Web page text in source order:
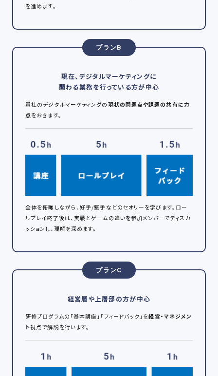
を進めます。
プランB
現在、デジタルマーケティングに
関わる業務を行っている方が中心
貴社のデジタルマーケティングの現状の問題点や課題の共有に力
点をおきます。
全体を俯瞰しながら、好手/悪手などのセオリーを学びます。ロー
ルプレイ終了後は、実戦とゲームの違いを参加メンバーでディスカ
ッションし、理解を深めます。
プランC
経営層や上層部の方が中心
研修プログラムの「基本講座」「フィードバック」を経営・マネジメン
ト視点で解説を行います。